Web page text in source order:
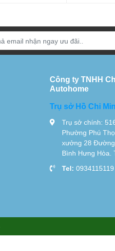
Công ty TNHH
Autohome
Trụ sở Hồ Chi
Trụ sở chính:
Phường Phú
xưởng 28 Đường
Bình Hưng Hòa.
Tel: 0934115119